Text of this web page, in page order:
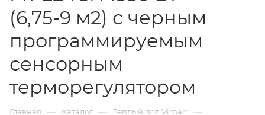
(6,75-9 м2) с черным
программируемым
сенсорным
терморегулятором
Главная — Каталог — Теплый пол Vimarr —